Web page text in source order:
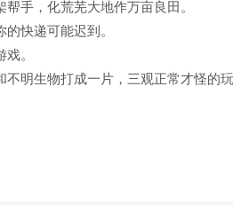
手，化荒芜大地作万亩良田。
快递可能迟到。
。
明生物打成一片，三观正常才怪的玩